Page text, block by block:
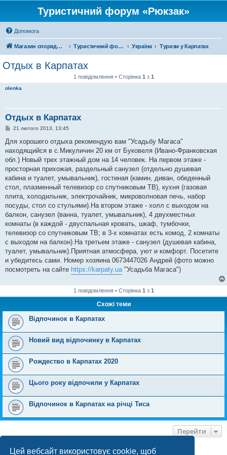
Цей вебсайт використовує cookie, щоб
Туристичний форум «Рюкзак»
Допомога
Магазин спорядження Туристичний форум «Рюкзак» Україна Туризм у Карпатах
Отдых в Карпатах
1 повідомлення • Сторінка 1 з 1
olenka
Отдых в Карпатах
П
в
д
о
л
е
н
я
21 лютого 2013, 13:45
Для хорошего отдыха рекомендую вам "Усадьбу Магаса"
находящийся в с.Микуличин 20 км от Буковеля (Ивано-Франковская
обл.) Новый трех этажный дом на 14 человек. На первом этаже -
просторная прихожая, раздельный санузел (отдельно душевая
кабина и туалет, умывальник), гостиная (камин, диван, обеденный
стол, плазменный телевизор со спутниковым ТВ), кухня (газовая
плита, холодильник, электрочайник, микроволновая печь, набор
посуды, стол со стульями).На втором этаже - холл с выходом на
балкон, санузел (ванна, туалет, умывальник), 4 двухместных
комнаты (в каждой - двуспальная кровать, шкаф, тумбочки,
телевизор со спутниковым ТВ; в 3-х комнатах есть комод, 2 комнаты
с выходом на балкон).На третьем этаже - санузел (душевая кабина,
туалет, умывальник).Приятная атмосфера, уют и комфорт. Посетите
и убедитесь сами. Номер хозяина 0673447026 Андрей (фото можно
посмотреть на сайте https://karpaty.ua"Усадьба Магаса")
1 повідомлення • Сторінка 1 з 1
Схожі теми
Відпочинок в Карпатах
Новий вид відпочинку в Карпатах
Рождество в Карпатах 2020
Цього року відпочили у Карпатах
Відпочинок в Карпатах на річці Тиса
Перейти
ХТО ЗАРАЗ ОНЛАЙН